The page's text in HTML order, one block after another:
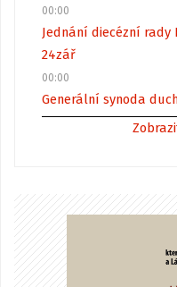
00:00
Jednání diecézní rady
24zář
00:00
Generální synoda